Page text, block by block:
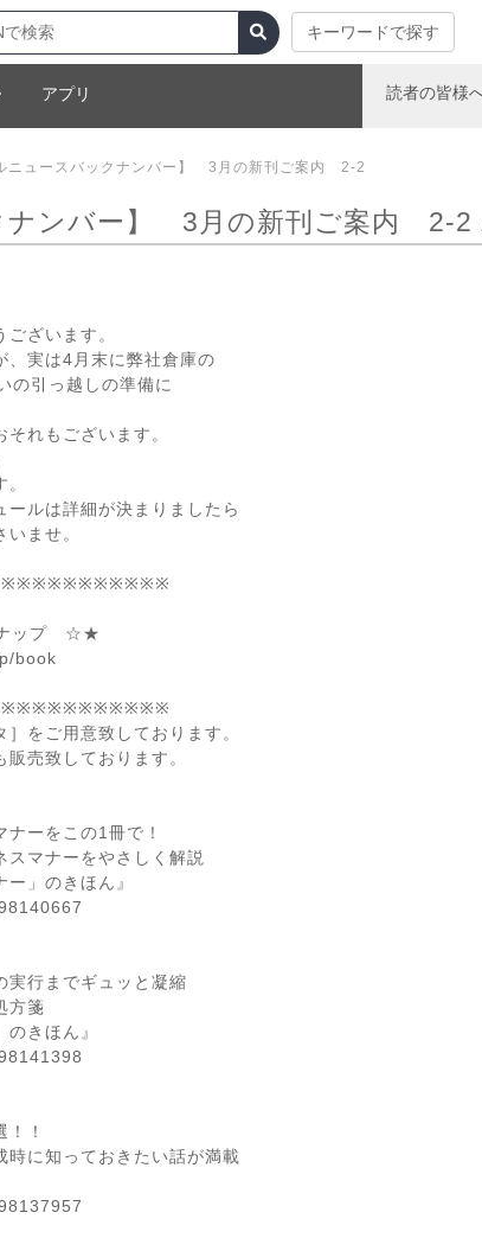
キーワードで探す
アプリ 読者の皆様
ニュースバックナンバー】 3月の新刊ご案内 2-2
ナンバー】 3月の新刊ご案内 2-2
ざいます。
、実は4月末に弊社倉庫の
の引っ越しの準備に
れもございます。
ルは詳細が決まりましたら
ませ。
プ ☆★
をご用意致しております。
売致しております。
ーをこの1冊で！
マナーをやさしく解説
」のきほん』
行までギュッと凝縮
方箋
きほん』
！！
に知っておきたい話が満載